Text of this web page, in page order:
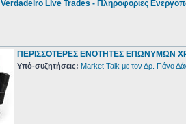
Verdadeiro Live Trades - Πληροφορίες
ΠΕΡΙΣΣΟΤΕΡΕΣ ΕΝΟΤΗΤΕΣ ΕΠΩΝΥΜΩΝ
Υπό-συζητήσεις: Market Talk με τον Δρ. Πάνο